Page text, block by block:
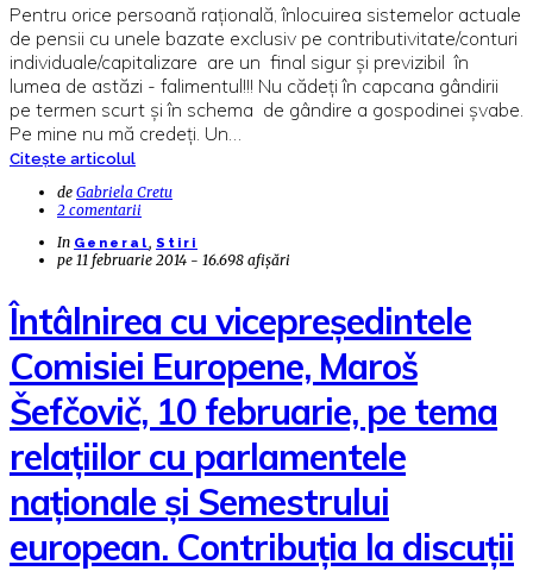
Pentru orice persoană rațională, înlocuirea sistemelor actuale
de pensii cu unele bazate exclusiv pe contributivitate/conturi
individuale/capitalizare are un final sigur și previzibil în
lumea de astăzi - falimentul!!! Nu cădeți în capcana gândirii
pe termen scurt și în schema de gândire a gospodinei șvabe.
Pe mine nu mă credeți. Un…
Citește articolul
de Gabriela Cretu
2 comentarii
In General , Stiri
pe 11 februarie 2014 - 16.698 afișări
Întâlnirea cu vicepreședintele
Comisiei Europene, Maroš
Šefčovič, 10 februarie, pe tema
relațiilor cu parlamentele
naționale și Semestrului
european. Contribuția la discuții